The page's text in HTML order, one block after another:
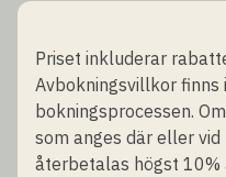
Priset inkluderar
Avbokningsvillkor finns
bokningsprocessen.
som anges där eller
återbetalas högst